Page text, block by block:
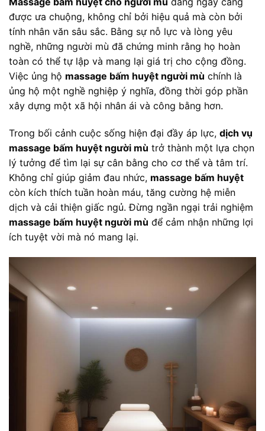
được ưa chuộng, không chỉ bởi hiệu quả mà còn bởi
tính nhân văn sâu sắc. Bằng sự nỗ lực và lòng yêu
nghề, những người mù đã chứng minh rằng họ hoàn
toàn có thể tự lập và mang lại giá trị cho cộng đồng.
Việc ủng hộ massage bấm huyệt người mù chính là
ủng hộ một nghề nghiệp ý nghĩa, đồng thời góp phần
xây dựng một xã hội nhân ái và công bằng hơn.
Trong bối cảnh cuộc sống hiện đại đầy áp lực, dịch vụ
massage bấm huyệt người mù trở thành một lựa chọn
lý tưởng để tìm lại sự cân bằng cho cơ thể và tâm trí.
Không chỉ giúp giảm đau nhức, massage bấm huyệt
còn kích thích tuần hoàn máu, tăng cường hệ miễn
dịch và cải thiện giấc ngủ. Đừng ngần ngại trải nghiệm
massage bấm huyệt người mù để cảm nhận những lợi
ích tuyệt vời mà nó mang lại.